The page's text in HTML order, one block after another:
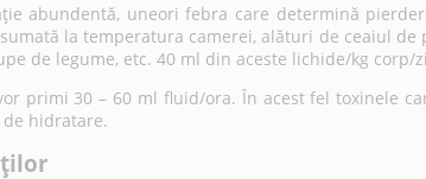
abundentă, uneori febra care determină
la temperatura camerei, alături de ceaiul
de legume, etc. 40 ml din aceste lichide/kg
primi 30 – 60 ml fluid/ora. În acest fel toxinele
hidratare.